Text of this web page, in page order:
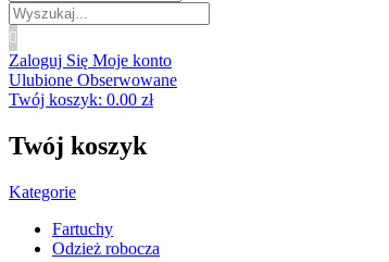
Wyszukiwanie
produktów
Zaloguj Się Moje konto
Ulubione Obserwowane
Twój koszyk: 0.00 zł
Twój koszyk
Kategorie
Fartuchy
Odzież robocza